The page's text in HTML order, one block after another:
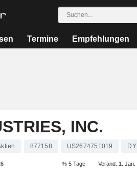
Termine Empfehlungen
INC.
877158 US2674751019 DY
% 5 Tage Veränd. 1. Jan.